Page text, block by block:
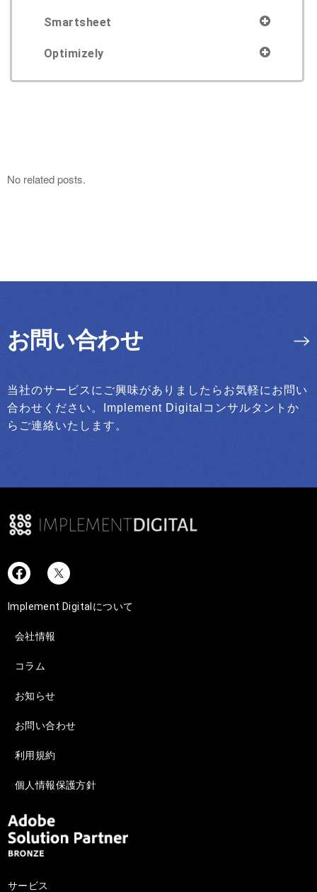
Smartsheet
Optimizely
No related posts.
お問い合わせ
当社のサービスにご興味がありましたらお気軽にお問い
合わせください。Implement Digitalコンサルタントか
らご連絡いたします。
Implement Digitalについて
会社情報
コラム
お知らせ
お問い合わせ
利用規約
個人情報保護方針
サービス